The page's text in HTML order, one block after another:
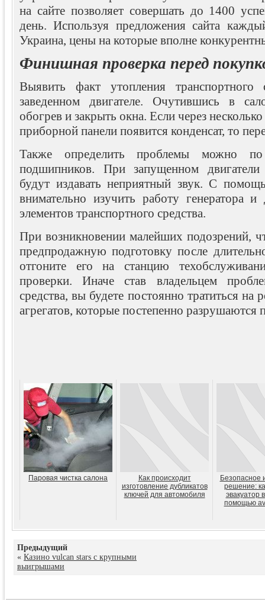
на сайте позволяет совершать до 1400
день. Используя предложения сайта
Украина, цены на которые вполне
Финишная проверка перед
Выявить факт утопления
заведенном двигателе. Очутившись в
обогрев и закрыть окна. Если через
приборной панели появится конденсат, то
Также определить проблемы можно по
подшипников. При запущенном
будут издавать неприятный звук. С
внимательно изучить работу генератора
элементов транспортного средства.
При возникновении малейших подозрений,
предпродажную подготовку после
отгоните его на станцию
проверки. Иначе став владельцем
средства, вы будете постоянно тратиться
агрегатов, которые постепенно разрушаются
Паровая чистка салона
Как происходит
изготовление дубликатов
ключей для автомобиля
Безопасное
решение:
эвакуатор
помощью
Предыдущий
« Казино vulcan stars с крупными
выигрышами